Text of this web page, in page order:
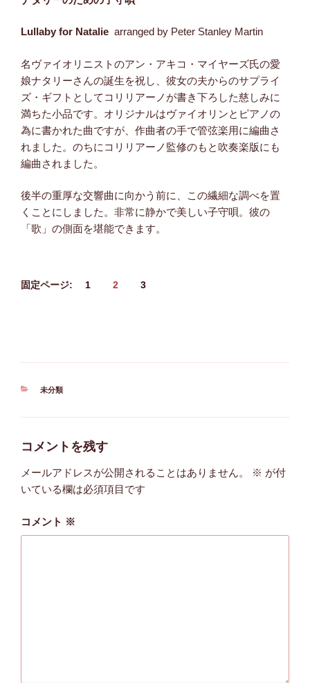
Lullaby for Natalie arranged by Peter Stanley Martin
名ヴァイオリニストのアン・アキコ・マイヤーズ氏の愛
娘ナタリーさんの誕生を祝し、彼女の夫からのサプライ
ズ・ギフトとしてコリリアーノが書き下ろした慈しみに
満ちた小品です。オリジナルはヴァイオリンとピアノの
為に書かれた曲ですが、作曲者の手で管弦楽用に編曲さ
れました。のちにコリリアーノ監修のもと吹奏楽版にも
編曲されました。
後半の重厚な交響曲に向かう前に、この繊細な調べを置
くことにしました。非常に静かで美しい子守唄。彼の
「歌」の側面を堪能できます。
固定ページ: 1 2 3
カ
未分類
コメントを残す
メールアドレスが公開されることはありません。 ※ が付
いている欄は必須項目です
コメント ※